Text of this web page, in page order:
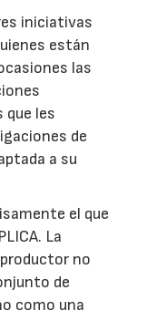
iniciativas
están
las
que les
de
a su
el que
La
no
de
como una